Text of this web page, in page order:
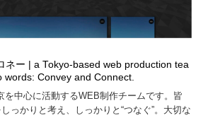
ネー | a Tokyo-based web production tea
words: Convey and Connect.
を中心に活動するWEB制作チームです。皆
しっかりと考え、しっかりと“つなぐ”。大切な